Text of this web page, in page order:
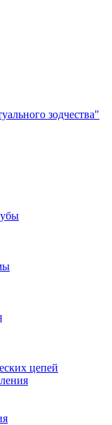
зодчества"
цепей